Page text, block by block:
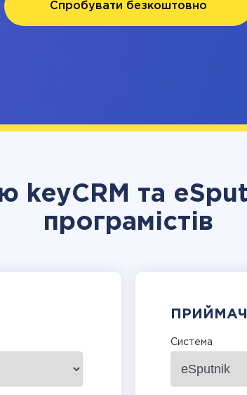
Спробувати безкоштовно
keyCRM та
програмістів
Система